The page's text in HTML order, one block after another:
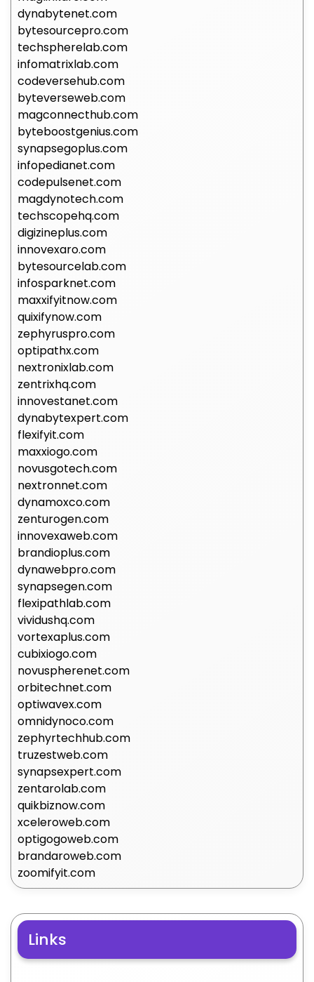
dynabytenet.com
bytesourcepro.com
techspherelab.com
infomatrixlab.com
codeversehub.com
byteverseweb.com
magconnecthub.com
byteboostgenius.com
synapsegoplus.com
infopedianet.com
codepulsenet.com
magdynotech.com
techscopehq.com
digizineplus.com
innovexaro.com
bytesourcelab.com
infosparknet.com
maxxifyitnow.com
quixifynow.com
zephyruspro.com
optipathx.com
nextronixlab.com
zentrixhq.com
innovestanet.com
dynabytexpert.com
flexifyit.com
maxxiogo.com
novusgotech.com
nextronnet.com
dynamoxco.com
zenturogen.com
innovexaweb.com
brandioplus.com
dynawebpro.com
synapsegen.com
flexipathlab.com
vividushq.com
vortexaplus.com
cubixiogo.com
novuspherenet.com
orbitechnet.com
optiwavex.com
omnidynoco.com
zephyrtechhub.com
truzestweb.com
synapsexpert.com
zentarolab.com
quikbiznow.com
xceleroweb.com
optigogoweb.com
brandaroweb.com
zoomifyit.com
Links